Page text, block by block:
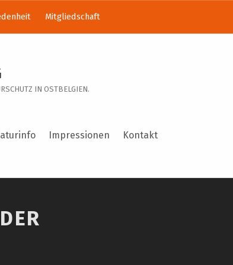
IN OSTBELGIEN.
Impressionen Kontakt
Mitgliedschaft